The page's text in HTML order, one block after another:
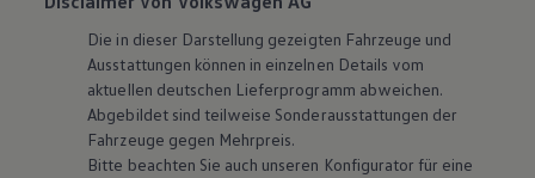
Die in dieser Darstellung gezeigten Fahrzeuge und
Ausstattungen können in einzelnen Details vom
aktuellen deutschen Lieferprogramm abweichen.
Abgebildet sind teilweise Sonderausstattungen der
Fahrzeuge gegen Mehrpreis.
Bitte beachten Sie auch unseren Konfigurator für eine